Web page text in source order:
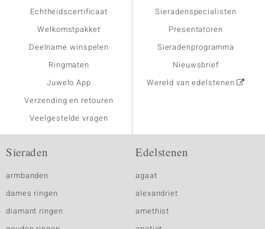
Echtheidscertificaat
Welkomstpakket
Deelname winspelen
Ringmaten
Juwelo App
Verzending en retouren
Veelgestelde vragen
Sieradenspecialisten
Presentatoren
Sieradenprogramma
Nieuwsbrief
Wereld van edelstenen
Sieraden
armbanden
dames ringen
diamant ringen
Edelstenen
agaat
alexandriet
amethist